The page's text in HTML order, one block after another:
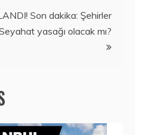
Son dakika: Şehirler
yasağı olacak mı?